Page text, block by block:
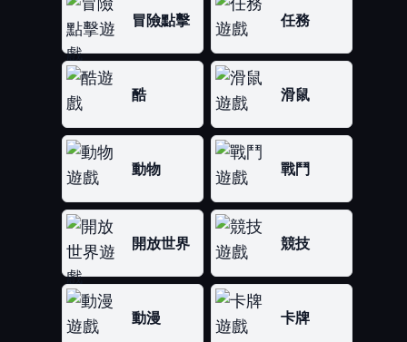
冒險點擊 任務
酷 滑鼠
動物 戰鬥
開放世界 競技
動漫 卡牌